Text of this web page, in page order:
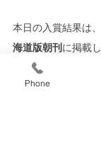
本日の入賞結果は、
海道版朝刊 に掲載
北海道毎日学生
Phone